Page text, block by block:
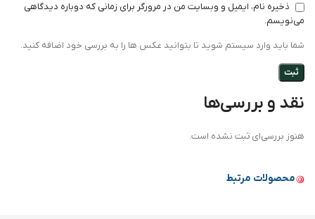
نقد و بررسی‌ها
هنوز بررسی‌ای ثبت نشده است.
ذخیره نام، ایمیل و وبسایت من در مرورگر برای زمانی که دوباره دیدگاهی
می‌نویسم.
شما باید وارد سیستم شوید تا بتوانید عکس ها را به بررسی خود اضافه کنید.
محصولات مرتبط